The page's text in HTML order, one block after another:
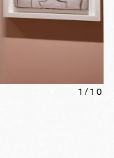
1/ 10